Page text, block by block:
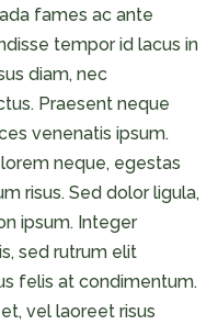
fames ac ante
tempor id lacus in
diam, nec
Praesent neque
venenatis ipsum.
neque, egestas
risus. Sed dolor ligula,
ipsum. Integer
sed rutrum elit
felis at condimentum.
vel laoreet risus